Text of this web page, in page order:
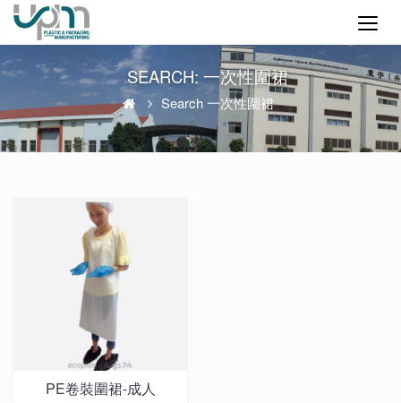
SEARCH: 一次性圍裙
Search 一次性圍裙
PE卷裝圍裙-成人